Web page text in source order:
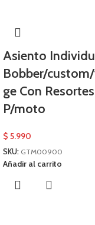
Asiento
Bobber/
ge Con Resortes
P/moto
$ 5.990
SKU: GTM00900
Añadir al carrito